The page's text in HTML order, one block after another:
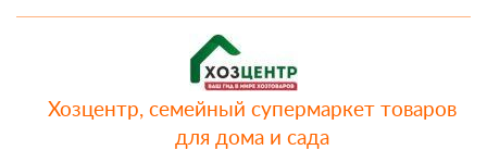
Хозцентр, семейный супермаркет товаров
для дома и сада